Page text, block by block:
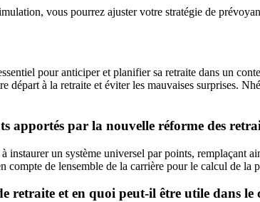
vous pourrez ajuster votre stratégie de
pour anticiper et planifier sa retraite dans un
départ à la retraite et éviter les mauvaises surprises.
apportés par la nouvelle réforme des
instaurer un système universel par points,
compte de lensemble de la carrière pour le calcul de la
retraite et en quoi peut-il être utile dans le